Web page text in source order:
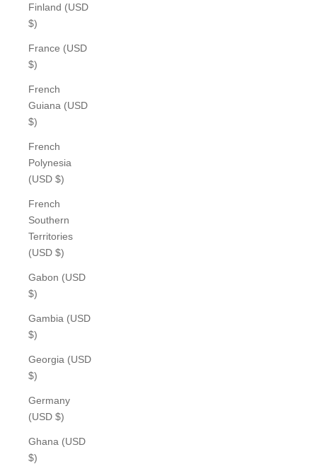
Finland (USD
$)
France (USD
$)
French
Guiana (USD
$)
French
Polynesia
(USD $)
French
Southern
Territories
(USD $)
Gabon (USD
$)
Gambia (USD
$)
Georgia (USD
$)
Germany
(USD $)
Ghana (USD
$)